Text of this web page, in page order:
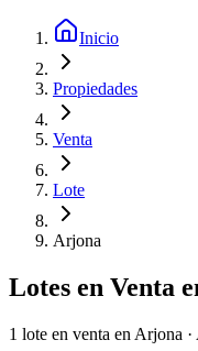
Inicio
Propiedades
Venta
Lote
Arjona
Lotes en Venta
1 lote en venta en Arjona